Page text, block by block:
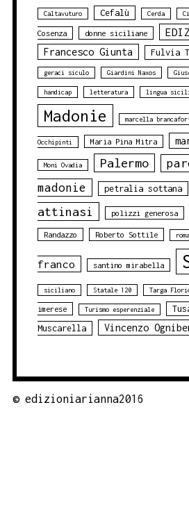
Caltavuturo Cefalù Cerda
Cosenza donne siciliane
Francesco Giunta Fulvia
geraci siculo Giardini Naxos
handicap letteratura lingua
Madonie marcella
Occhipinti Maria Pina Mitra
Moni Ovadia Palermo
madonie
petralia sottana
attinasi
polizzi generosa
Randazzo Roberto Sottile
franco santino mirabella
siciliano Statale 120 Targa
imerese Turismo esperenziale
Muscarella
Vincenzo
© edizioniarianna2016